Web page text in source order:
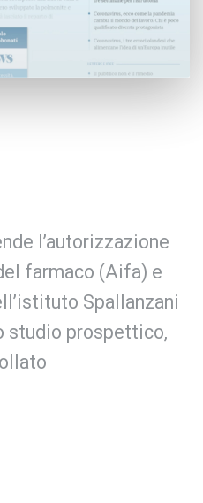
l’autorizzazione
farmaco (Aifa) e
Spallanzani
studio prospettico,